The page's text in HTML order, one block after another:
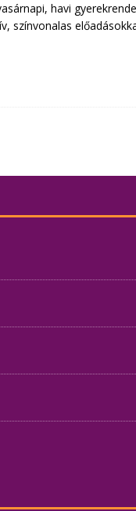
havi
színvonalas